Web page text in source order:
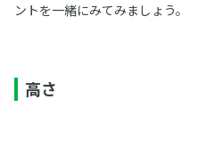
ントを一緒にみてみましょう。
高さ